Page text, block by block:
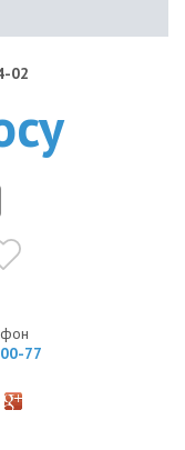
02
77